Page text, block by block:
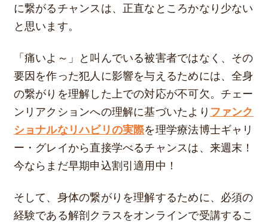
に繋がるチャンスは、正直なところかなり少ない
と思います。
「痛いよ～」と叫んでいる被害者ではなく、その
要因を作った犯人に影響を与えるためには、全身
の繋がりを理解した上での対応が不可欠。チェー
ンリアクションへの理解に基づいたよりファンク
ショナルなリハビリの実際を理学療法博士ギャリ
ー・グレイから直接学べるチャンスは、来週末！
今ならまだ早期申込割引適用中！
そして、身体の繋がりを理解するために、必須の
経験である解剖クラスをオンラインで受講するこ